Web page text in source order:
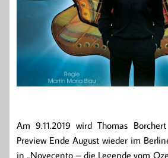
Am 9.11.2019 wird Thomas
Preview Ende August wieder im
in „Novecento – die Legende vom